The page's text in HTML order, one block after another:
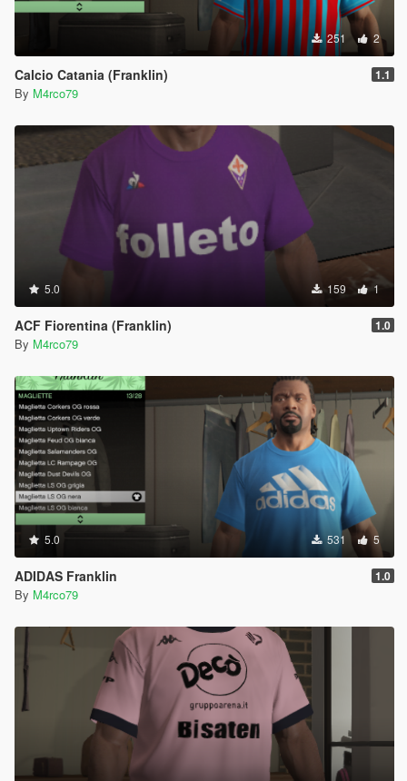
251 2
Calcio Catania (Franklin) 1.1
By M4rco79
5.0 159 1
ACF Fiorentina (Franklin) 1.0
By M4rco79
5.0 531 5
ADIDAS Franklin 1.0
By M4rco79